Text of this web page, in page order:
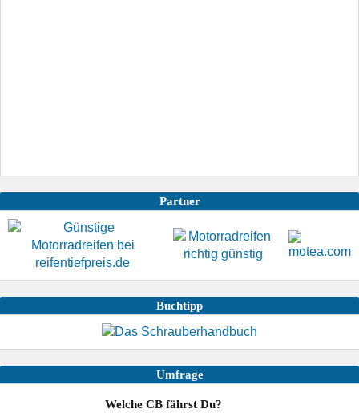
Partner
Buchtipp
Umfrage
Welche CB fährst Du?